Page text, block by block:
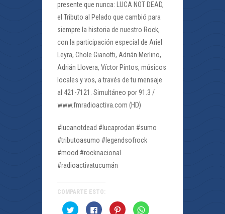
presente que nunca: LUCA NOT DEAD,
el Tributo al Pelado que cambió para
siempre la historia de nuestro Rock,
con la participación especial de Ariel
Leyra, Chole Gianotti, Adrián Merlino,
Adrián Llovera, Víctor Pintos, músicos
locales y vos, a través de tu mensaje
al 421-7121. Simultáneo por 91.3 /
www.fmradioactiva.com (HD)
#lucanotdead #lucaprodan #sumo
#tributoasumo #legendsofrock
#mood #rocknacional
#radioactivatucumán
COMPARTE ESTO:
Haz Haz Haz Haz